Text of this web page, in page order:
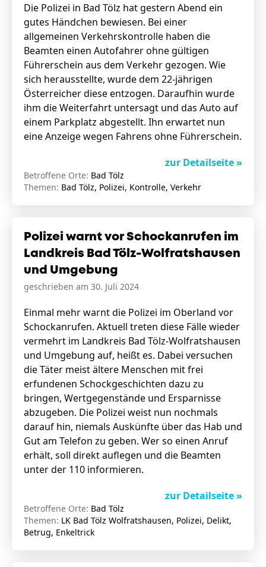
Die Polizei in Bad Tölz hat gestern Abend ein
gutes Händchen bewiesen. Bei einer
allgemeinen Verkehrskontrolle haben die
Beamten einen Autofahrer ohne gültigen
Führerschein aus dem Verkehr gezogen. Wie
sich herausstellte, wurde dem 22-jährigen
Österreicher diese entzogen. Daraufhin wurde
ihm die Weiterfahrt untersagt und das Auto auf
einem Parkplatz abgestellt. Ihn erwartet nun
eine Anzeige wegen Fahrens ohne Führerschein.
zur Detailseite »
Betroffene Orte: Bad Tölz
Themen: Bad Tölz, Polizei, Kontrolle, Verkehr
Polizei warnt vor Schockanrufen im
Landkreis Bad Tölz-Wolfratshausen
und Umgebung
geschrieben am 30. Juli 2024
Einmal mehr warnt die Polizei im Oberland vor
Schockanrufen. Aktuell treten diese Fälle wieder
vermehrt im Landkreis Bad Tölz-Wolfratshausen
und Umgebung auf, heißt es. Dabei versuchen
die Täter meist ältere Menschen mit frei
erfundenen Schockgeschichten dazu zu
bringen, Wertgegenstände und Ersparnisse
abzugeben. Die Polizei weist nun nochmals
darauf hin, niemals Auskünfte über das Hab und
Gut am Telefon zu geben. Wer so einen Anruf
erhält, soll direkt auflegen und die Beamten
unter der 110 informieren.
zur Detailseite »
Betroffene Orte: Bad Tölz
Themen: LK Bad Tölz Wolfratshausen, Polizei, Delikt,
Betrug, Enkeltrick